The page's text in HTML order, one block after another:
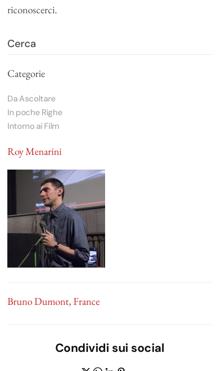
riconoscerci.
Categorie
Da Ascoltare
In poche Righe
Intorno ai Film
Roy Menarini
Bruno Dumont, France
Condividi sui social